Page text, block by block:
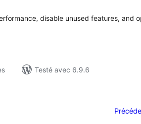
disable unused features, and
Testé avec 6.9.6